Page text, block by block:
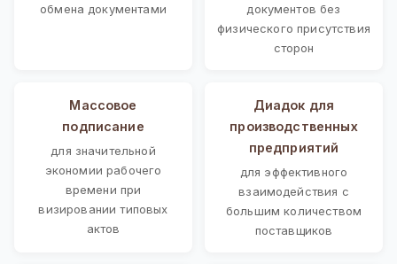
обмена документами
документов без
физического присутствия
сторон
Массовое
подписание
для значительной
экономии рабочего
времени при
визировании типовых
актов
Диадок для
производственных
предприятий
для эффективного
взаимодействия с
большим количеством
поставщиков